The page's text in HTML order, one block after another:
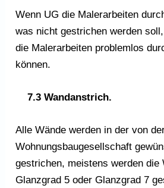
Wenn UG die Malerarbeiten
was nicht gestrichen werden
die Malerarbeiten problemlos
können.
7.3 Wandanstrich.
Alle Wände werden in der von
Wohnungsbaugesellschaft
gestrichen, meistens werden die
Glanzgrad 5 oder Glanzgrad 7